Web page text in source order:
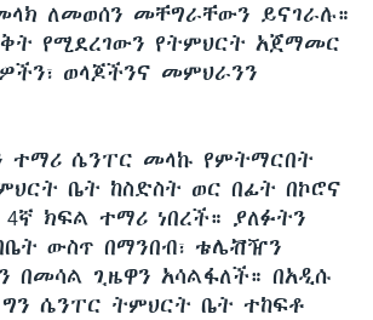
ለመወሰን መቸግራቸውን ይናገራሉ።
የሚደረገውን የትምህርት አጀማመር
ወላጆችንና መምህራንን
ተማሪ ሴንፐር መላኩ የምትማርበት
ቤት ከስድስት ወር በፊት በኮሮና
ክፍል ተማሪ ነበረች። ያለፉትን
ውስጥ በማንበብ፣ ቴሌቭዥን
በመሳል ጊዜዋን አሳልፋለች። በአዲሱ
ሴንፐር ትምህርት ቤት ተከፍቶ